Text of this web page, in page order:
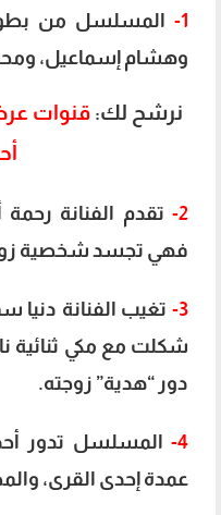
1-
المسلسل من
وهشام إسماعيل،
نرشح لك:
2-
تقدم الفنانة رحمة
فهي تجسد شخصية
3-
تغيب الفنانة دنيا
شكلت مع مكي ثنائية
دور “هدية” زوجته.
4-
المسلسل تدور
عمدة إحدى القرى،